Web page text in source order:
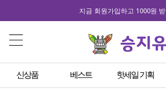
지금 회원가입하고 1000원
신상품 베스트 핫세일 기획